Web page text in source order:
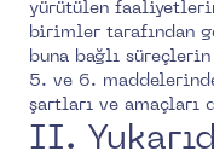
yürütülen
birimler tarafından
buna bağlı
5. ve 6.
şartları ve amaçları
II.